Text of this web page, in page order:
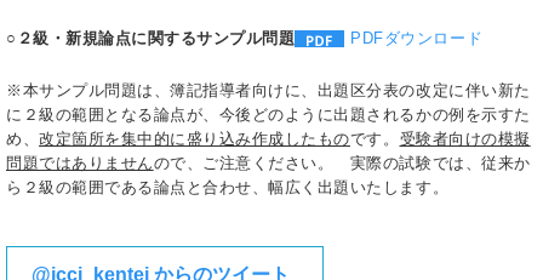
○２級・新規論点に関するサンプル問題 PDFダウンロード
※本サンプル問題は、簿記指導者向けに、出題区分表の改定に伴い新た
に２級の範囲となる論点が、今後どのように出題されるかの例を示すた
め、改定箇所を集中的に盛り込み作成したものです。 受験者向けの模擬
問題ではありませんので、ご注意ください。 実際の試験では、従来か
ら２級の範囲である論点と合わせ、幅広く出題いたします。
@jcci_kentei からのツイート